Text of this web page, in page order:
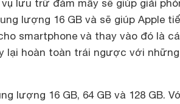
lưu trữ đám mây sẽ giúp giải
lượng 16 GB và sẽ giúp Apple
smartphone và thay vào đó là
lại hoàn toàn trái ngược với những
lượng 16 GB, 64 GB và 128 GB.